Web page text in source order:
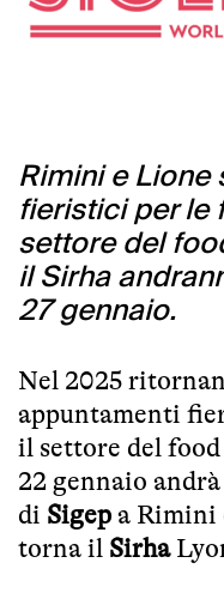
Rimini e
fieristici per le
settore del
il Sirha
27 gennaio.
Nel 2025
appuntamenti
il settore del
22 gennaio
di Sigep a Rimini
torna il Sirha